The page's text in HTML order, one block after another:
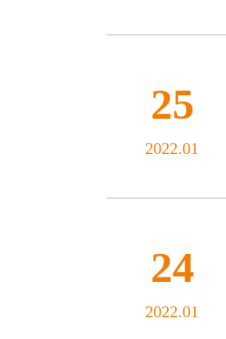
25
2022.01
24
2022.01